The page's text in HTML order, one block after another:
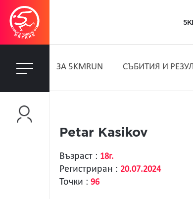
ЗA 5KMRUN СЪБИТИЯ И
Petar Kasikov
Възраст : 18г.
Регистриран : 20.07.2024
Точки : 96